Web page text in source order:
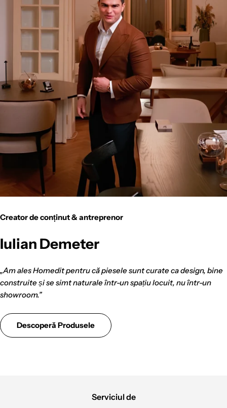
Creator de conținut & antreprenor
Iulian Demeter
„Am ales Homedit pentru că piesele sunt curate ca design, bine
construite și se simt naturale într-un spațiu locuit, nu într-un
showroom.”
Descoperă Produsele
Serviciul de